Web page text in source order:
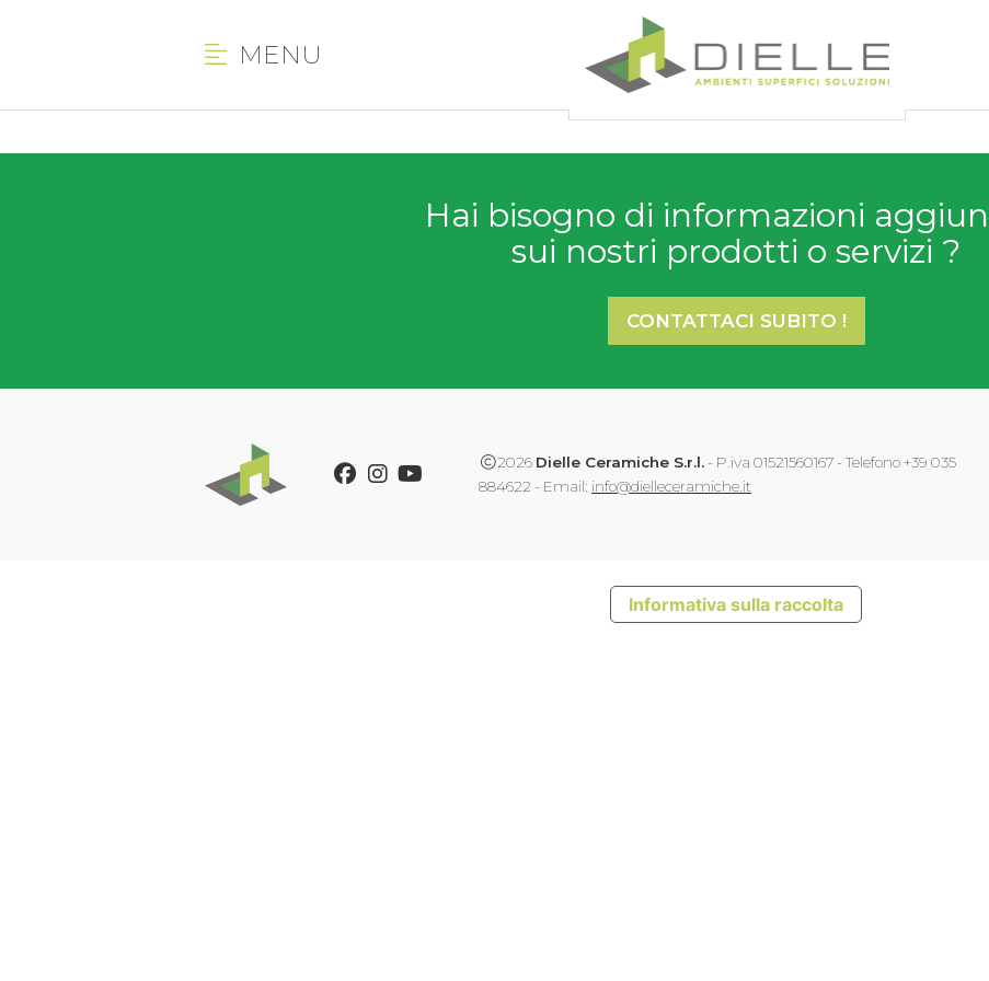
MENU
Dielle Ceramiche
Hai bisogno di informazioni
sui nostri prodotti o servizi ?
CONTATTACI SUBITO !
Facebook
Instagram
Youtube
2026 Dielle Ceramiche S.r.l. - P.iva 01521560167 - Telefono +39 035
884622 - Email: info@dielleceramiche.it
Informativa sulla raccolta